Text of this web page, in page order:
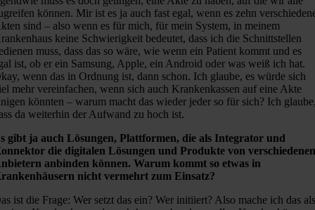
können. Mir ist es ja auch fast egal, wenn es zehn
sind – also wenn es für mich, für mein System, in meinem
keine Schwierigkeit bedeutet, dass ich die Schnittstellen
muss, dass das so wäre, wie wenn ein Patient kommt und es
ist, ob er ein Samsung, Apple, ein Android oder was weiß ich hat.
wenn das in Ordnung ist, dann schon. Ich glaube, es würde sich
mehr vereinfachen, wenn sich auch Krankenkassen auf eine Akte
könnten – warum macht das wieder jeder so für sich? Ich
da weiterhin der Aufwand zu hoch ist.
gibt ja auch Lösungen, Plattformen, die als Integrator und
die digitalen Lösungen und Produkte von
anbinden können. Warum kommt so etwas in
nicht vermehrt zum Einsatz?
ist die Frage: Wer setzt das ein? Wer initiiert? Also mache ich das